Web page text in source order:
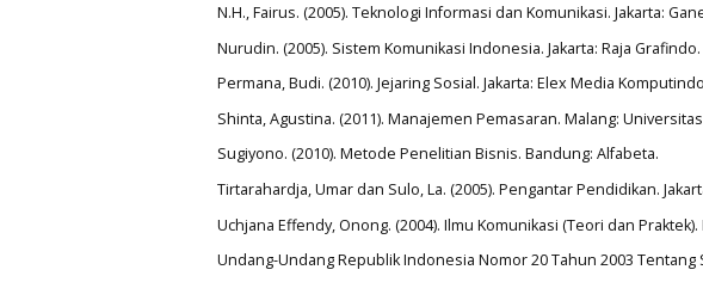
N.H., Fairus. (2005). Teknologi Informasi dan Komunikasi. Jakarta:
Nurudin. (2005). Sistem Komunikasi Indonesia. Jakarta: Raja Grafindo.
Permana, Budi. (2010). Jejaring Sosial. Jakarta: Elex Media
Shinta, Agustina. (2011). Manajemen Pemasaran. Malang:
Sugiyono. (2010). Metode Penelitian Bisnis. Bandung: Alfabeta.
Tirtarahardja, Umar dan Sulo, La. (2005). Pengantar Pendidikan.
Uchjana Effendy, Onong. (2004). Ilmu Komunikasi (Teori dan
Undang-Undang Republik Indonesia Nomor 20 Tahun 2003 Tentang